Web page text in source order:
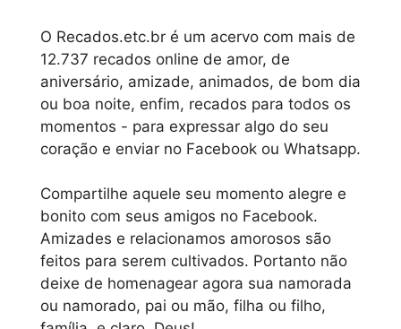
O Recados.etc.br é um acervo com mais de
12.737 recados online de amor, de
aniversário, amizade, animados, de bom dia
ou boa noite, enfim, recados para todos os
momentos - para expressar algo do seu
coração e enviar no Facebook ou Whatsapp.
Compartilhe aquele seu momento alegre e
bonito com seus amigos no Facebook.
Amizades e relacionamos amorosos são
feitos para serem cultivados. Portanto não
deixe de homenagear agora sua namorada
ou namorado, pai ou mão, filha ou filho,